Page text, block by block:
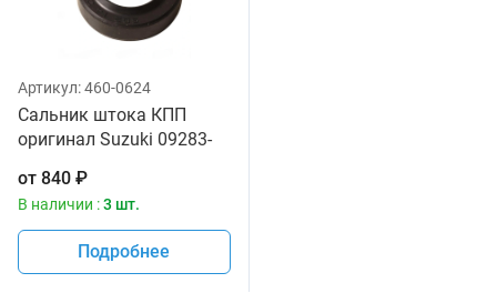
Артикул:460-0624
Сальник штока КПП
оригинал Suzuki 09283-
от 840 ₽
В наличии :3 шт.
Подробнее